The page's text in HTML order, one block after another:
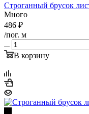
Строганный брусок
Много
486 ₽
/пог. м
В корзину